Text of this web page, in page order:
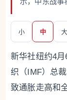
小 中 大
新华社纽约4
织（IMF）总
致通胀走高和